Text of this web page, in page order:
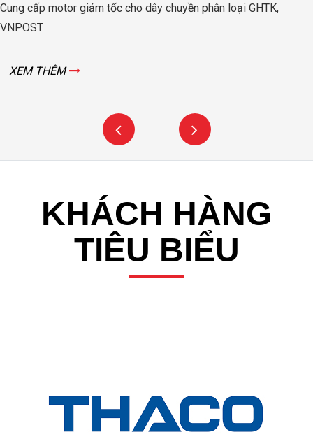
Cung cấp motor giảm tốc cho dây chuyền phân loại GHTK,
VNPOST
XEM THÊM
KHÁCH HÀNG
TIÊU BIỂU